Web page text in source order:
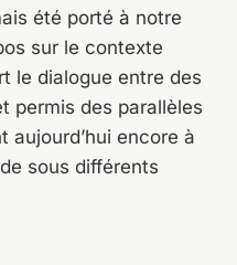
été porté à notre
sur le contexte
le dialogue entre des
permis des parallèles
aujourd’hui encore à
sous différents